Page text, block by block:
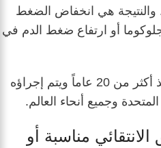
والنتيجة هي انخفاض الضغط
أو ارتفاع ضغط الدم في
علماً ان هذا الإجراء موجود منذ أكثر من 20 عاماً ويتم إجراؤه
وجميع أنحاء العالم.
مناسبة أو